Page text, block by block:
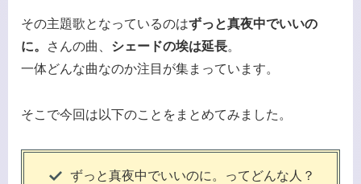
その主題歌となっているのはずっと真夜中でいいの
に。
さんの曲、 シェードの埃は延長。
一体どんな曲なのか注目が集まっています。
そこで今回は以下のことをまとめてみました。
ずっと真夜中でいいのに。ってどんな人？